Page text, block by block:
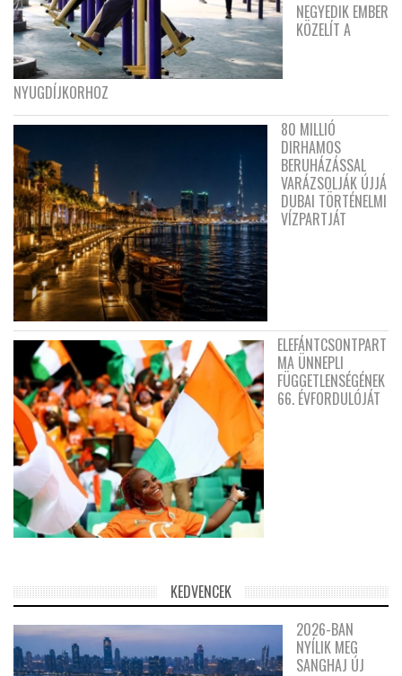
NEGYEDIK EMBER
KÖZELÍT A
NYUGDÍJKORHOZ
80 MILLIÓ
DIRHAMOS
BERUHÁZÁSSAL
VARÁZSOLJÁK ÚJJÁ
DUBAI TÖRTÉNELMI
VÍZPARTJÁT
ELEFÁNTCSONTPART
MA ÜNNEPLI
FÜGGETLENSÉGÉNEK
66. ÉVFORDULÓJÁT
KEDVENCEK
2026-BAN
NYÍLIK MEG
SANGHAJ ÚJ